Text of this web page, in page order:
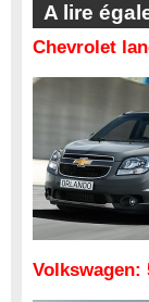
A lire
Chevrolet
Volkswagen: